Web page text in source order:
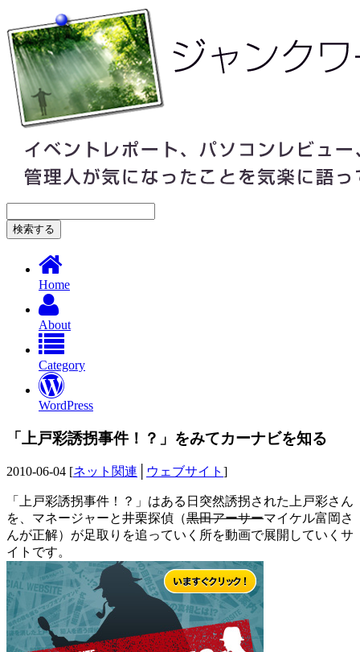
Home
About
Category
WordPress
「上戸彩誘拐事件！？」をみてカーナビを知る
2010-06-04 [ネット関連 ウェブサイト ]
「上戸彩誘拐事件！？」はある日突然誘拐された上戸彩さん
を、マネージャーと井栗探偵（黒田アーサーマイケル富岡さ
んが正解）が足取りを追っていく所を動画で展開していくサ
イトです。